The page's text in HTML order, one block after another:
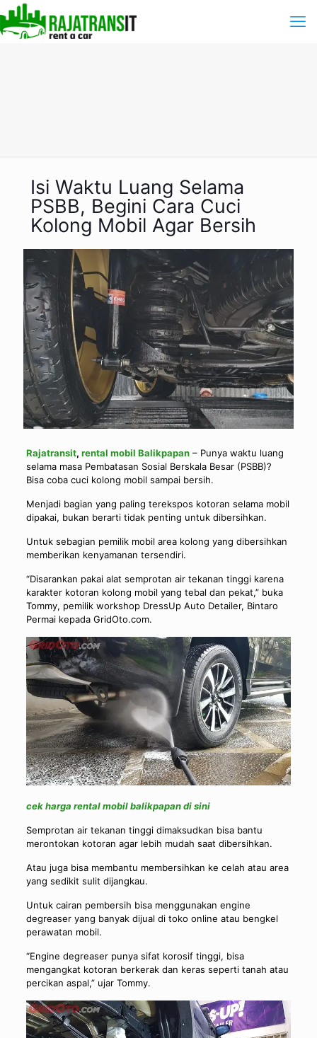
Isi Waktu Luang Selama
PSBB, Begini Cara Cuci
Kolong Mobil Agar Bersih
Rajatransit, rental mobil Balikpapan– Punya waktu luang
selama masa Pembatasan Sosial Berskala Besar (PSBB)?
Bisa coba cuci kolong mobil sampai bersih.
Menjadi bagian yang paling terekspos kotoran selama mobil
dipakai, bukan berarti tidak penting untuk dibersihkan.
Untuk sebagian pemilik mobil area kolong yang dibersihkan
memberikan kenyamanan tersendiri.
“Disarankan pakai alat semprotan air tekanan tinggi karena
karakter kotoran kolong mobil yang tebal dan pekat,” buka
Tommy, pemilik workshop DressUp Auto Detailer, Bintaro
Permai kepada GridOto.com.
cek harga rental mobil balikpapan di sini
Semprotan air tekanan tinggi dimaksudkan bisa bantu
merontokan kotoran agar lebih mudah saat dibersihkan.
Atau juga bisa membantu membersihkan ke celah atau area
yang sedikit sulit dijangkau.
Untuk cairan pembersih bisa menggunakan engine
degreaser yang banyak dijual di toko online atau bengkel
perawatan mobil.
“Engine degreaser punya sifat korosif tinggi, bisa
mengangkat kotoran berkerak dan keras seperti tanah atau
percikan aspal,” ujar Tommy.